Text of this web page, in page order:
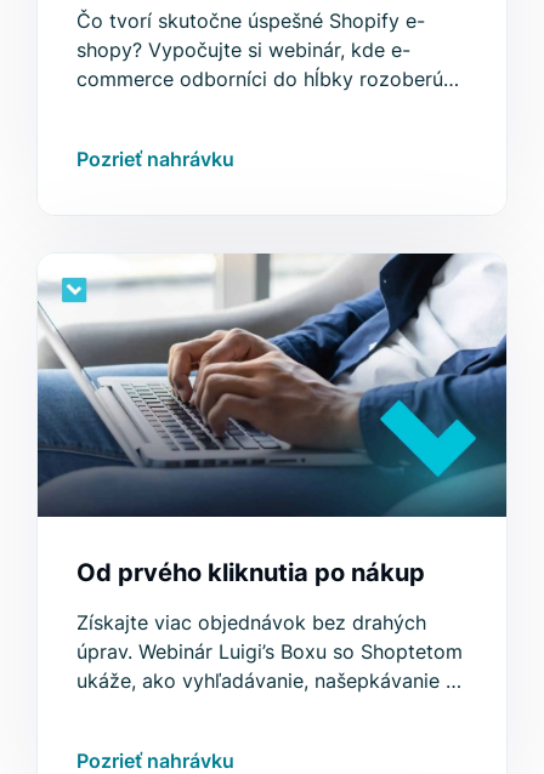
Čo tvorí skutočne úspešné Shopify e-
shopy? Vypočujte si webinár, kde e-
commerce odborníci do hĺbky rozoberú
Pozrieť nahrávku
Od prvého kliknutia po nákup
Získajte viac objednávok bez drahých
úprav. Webinár Luigi’s Boxu so Shoptetom
ukáže, ako vyhľadávanie, našepkávanie a
Pozrieť nahrávku